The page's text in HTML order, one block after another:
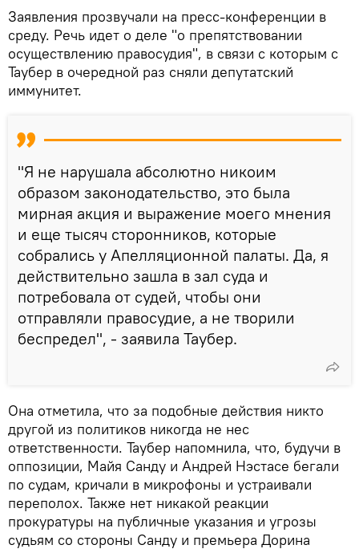
Заявления прозвучали на пресс-конференции в
среду. Речь идет о деле "о препятствовании
осуществлению правосудия", в связи с которым с
Таубер в очередной раз сняли депутатский
иммунитет.
"Я не нарушала абсолютно никоим
образом законодательство, это была
мирная акция и выражение моего мнения
и еще тысяч сторонников, которые
собрались у Апелляционной палаты. Да, я
действительно зашла в зал суда и
потребовала от судей, чтобы они
отправляли правосудие, а не творили
беспредел", - заявила Таубер.
Она отметила, что за подобные действия никто
другой из политиков никогда не нес
ответственности. Таубер напомнила, что, будучи в
оппозиции, Майя Санду и Андрей Нэстасе бегали
по судам, кричали в микрофоны и устраивали
переполох. Также нет никакой реакции
прокуратуры на публичные указания и угрозы
судьям со стороны Санду и премьера Дорина